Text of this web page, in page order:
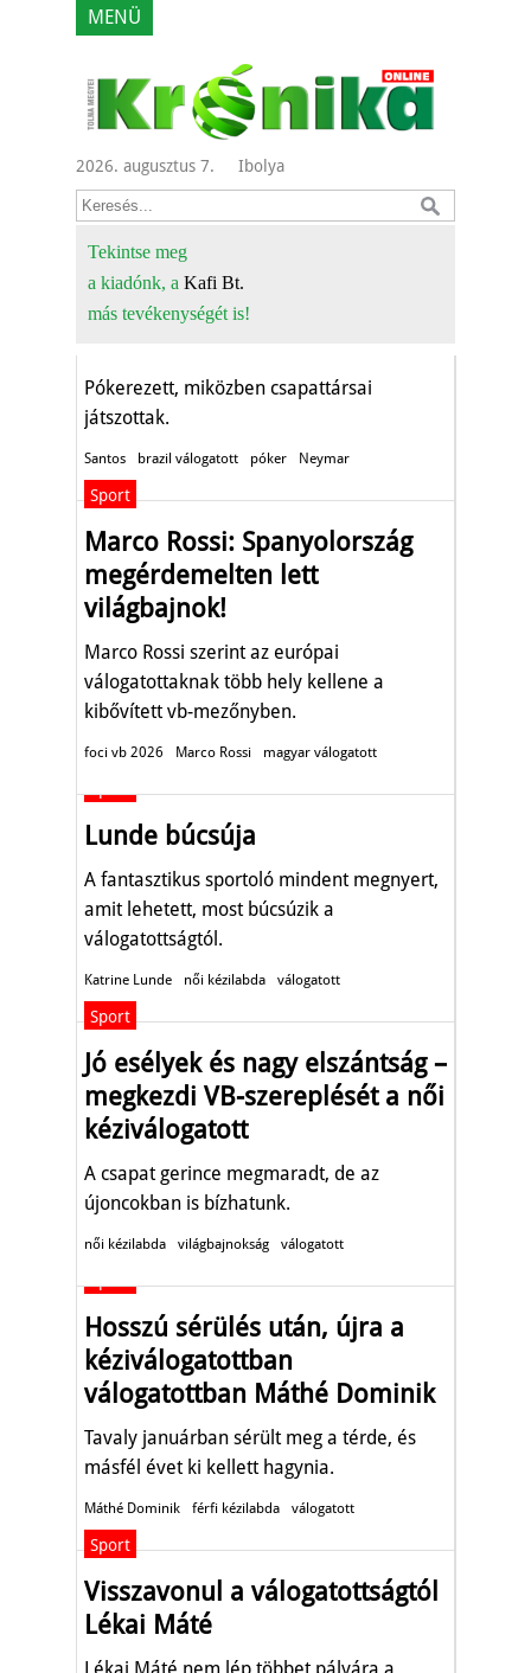
MENÜ
2026. augusztus 7. Ibolya
Tekintse meg
a kiadónk, a Kafi Bt.
más tevékenységét is!
Neymar újabb
balhéja
Pókerezett, miközben csapattársai
játszottak.
Santos brazil válogatott póker Neymar
Sport
Marco Rossi: Spanyolország
megérdemelten lett
világbajnok!
Marco Rossi szerint az európai
válogatottaknak több hely kellene a
kibővített vb-mezőnyben.
foci vb 2026 Marco Rossi magyar válogatott
Lunde búcsúja
A fantasztikus sportoló mindent megnyert,
amit lehetett, most búcsúzik a
válogatottságtól.
Katrine Lunde női kézilabda válogatott
Sport
Jó esélyek és nagy elszántság –
megkezdi VB-szereplését a női
kéziválogatott
A csapat gerince megmaradt, de az
újoncokban is bízhatunk.
női kézilabda világbajnokság válogatott
Hosszú sérülés után, újra a
kéziválogatottban
válogatottban Máthé Dominik
Tavaly januárban sérült meg a térde, és
másfél évet ki kellett hagynia.
Máthé Dominik férfi kézilabda válogatott
Sport
Visszavonul a válogatottságtól
Lékai Máté